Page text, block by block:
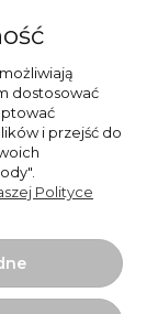
dostosować
i przejść do
Polityce